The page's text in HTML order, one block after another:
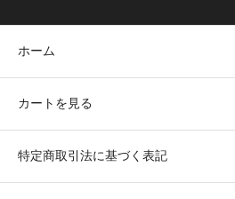
ホーム
カートを見る
特定商取引法に基づく表記